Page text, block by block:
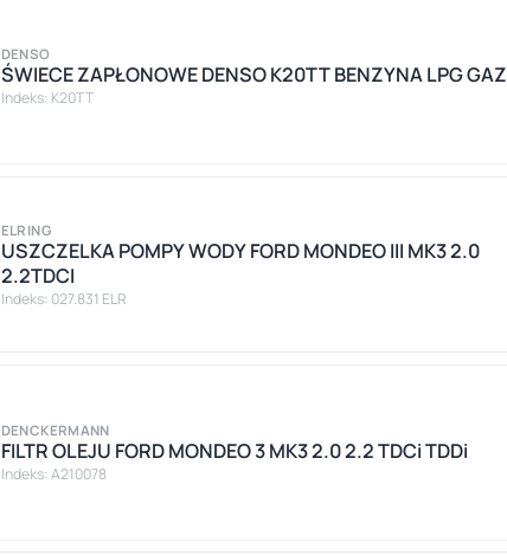
DENSO
ŚWIECE ZAPŁONOWE DENSO K20TT BENZYNA LPG GAZ
Indeks: K20TT
ELRING
USZCZELKA POMPY WODY FORD MONDEO III MK3 2.0
2.2TDCI
Indeks: 027.831 ELR
DENCKERMANN
FILTR OLEJU FORD MONDEO 3 MK3 2.0 2.2 TDCi TDDi
Indeks: A210078